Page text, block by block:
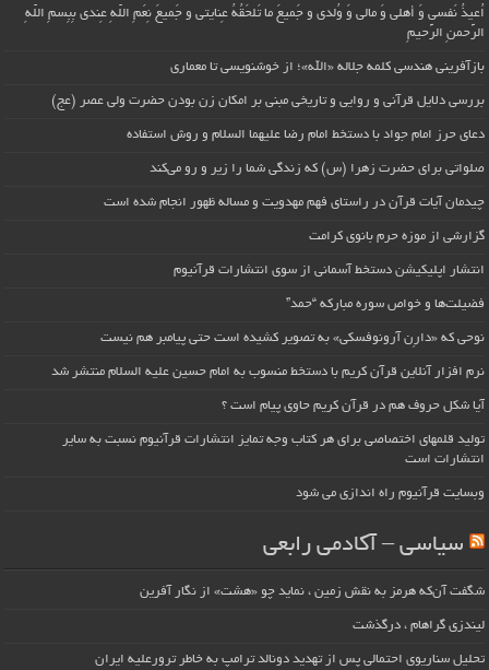
اُعیذُ نَفسی وَ أهلی وَ مالی وَ وُلدی و جَمیعَ ما تَلحَقُهُ عِنایتی و جَمیعَ نِعَمِ اللّهِ عِندی بِبِسمِ اللّهِ
الرَّحمنِ الرَّحیمِ
بازآفرینی هندسی کلمه جلاله «الله»؛ از خوشنویسی تا معماری
بررسی دلایل قرآنی و روایی و تاریخی مبنی بر امکان زن بودن حضرت ولی عصر (عج)
دعای حرز امام جواد با دستخط امام رضا علیهما السلام و روش استفاده
صلواتی برای حضرت زهرا (س) که زندگی شما را زیر و رو می‌کند
چیدمان آیات قرآن در راستای فهم مهدویت و مساله ظهور انجام شده است
گزارشی از موزه حرم بانوی کرامت
انتشار اپلیکیشن دستخط آسمانی از سوی انتشارات قرآنیوم
فضیلت‌ها و خواص سوره مبارکه “حمد”
نوحی که «دارِن آرونوفسکی» به تصویر کشیده است حتی پیامبر هم نیست
نرم افزار آنلاین قرآن کریم با دستخط منسوب به امام حسین علیه السلام منتشر شد
آیا شکل حروف هم در قرآن کریم حاوی پیام است ؟
تولید قلمهای اختصاصی برای هر کتاب وجه تمایز انتشارات قرآنیوم نسبت به سایر
انتشارات است
وبسایت قرآنیوم راه اندازی می شود
سیاسی – آکادمی رابعی
شگفت آن‌که هرمز به نقش زمین ، نماید چو «هشت» از نگار آفرین
لیندزی گراهام ، درگذشت
تحلیل سناریوی احتمالی پس از تهدید دونالد ترامپ به خاطر ترورعلیه ایران